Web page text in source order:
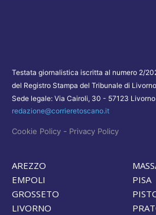
Testata giornalistica iscritta al numero 2/
del Registro Stampa del Tribunale di Livorno
Sede legale: Via Cairoli, 30 - 57123 Livorno
redazione@corrieretoscano.it
Cookie Policy - Privacy Policy
AREZZO
EMPOLI
GROSSETO
LIVORNO
PISA